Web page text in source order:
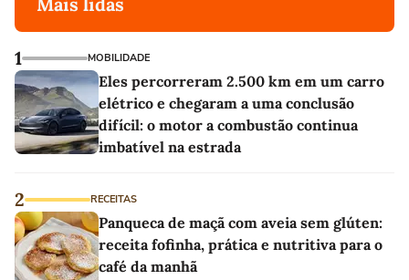
1 MOBILIDADE
Eles percorreram 2.500 km em um carro
elétrico e chegaram a uma conclusão
difícil: o motor a combustão continua
imbatível na estrada
2 RECEITAS
Panqueca de maçã com aveia sem glúten:
receita fofinha, prática e nutritiva para o
café da manhã